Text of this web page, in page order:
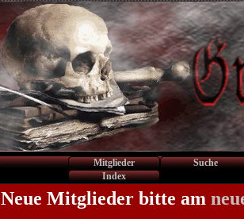
Mitglieder
Suche
Index
Neue Mitglieder bitte am